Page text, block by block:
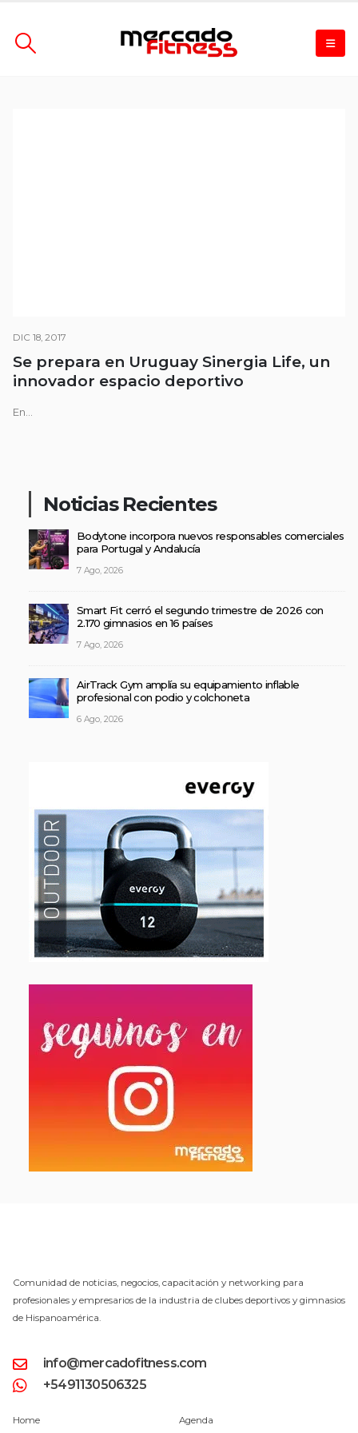
DIC 18, 2017
Se prepara en Uruguay Sinergia Life, un
innovador espacio deportivo
En...
Noticias Recientes
Bodytone incorpora nuevos responsables comerciales
para Portugal y Andalucía
7 Ago, 2026
Smart Fit cerró el segundo trimestre de 2026 con
2.170 gimnasios en 16 países
7 Ago, 2026
AirTrack Gym amplía su equipamiento inflable
profesional con podio y colchoneta
6 Ago, 2026
Comunidad de noticias, negocios, capacitación y networking para
profesionales y empresarios de la industria de clubes deportivos y gimnasios
de Hispanoamérica.
info@mercadofitness.com
+5491130506325
Home Agenda